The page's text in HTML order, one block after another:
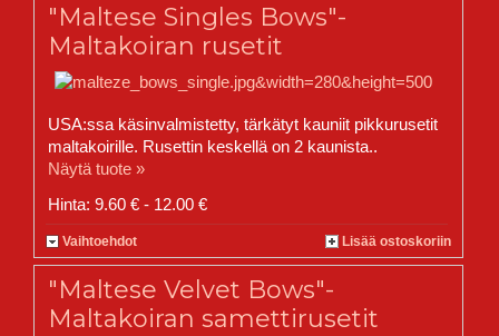
"Maltese Singles Bows"-
Maltakoiran rusetit
USA:ssa käsinvalmistetty, tärkätyt kauniit pikkurusetit
maltakoirille. Rusettin keskellä on 2 kaunista..
Näytä tuote »
Hinta: 9.60 € - 12.00 €
Vaihtoehdot Lisää ostoskoriin
"Maltese Velvet Bows"-
Maltakoiran samettirusetit